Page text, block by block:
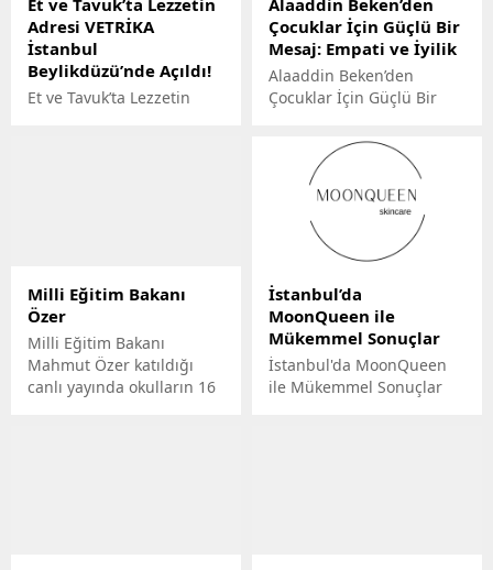
Et ve Tavuk’ta Lezzetin
Adresi VETRİKA
İstanbul
Beylikdüzü’nde Açıldı!
Et ve Tavuk’ta Lezzetin
Alaaddin Beken’den
Çocuklar İçin Güçlü Bir
Mesaj: Empati ve İyilik
Alaaddin Beken’den
Çocuklar İçin Güçlü Bir
Milli Eğitim Bakanı
Özer
Milli Eğitim Bakanı
Mahmut Özer katıldığı
canlı yayında okulların 16
İstanbul’da
MoonQueen ile
Mükemmel Sonuçlar
İstanbul'da MoonQueen
ile Mükemmel Sonuçlar